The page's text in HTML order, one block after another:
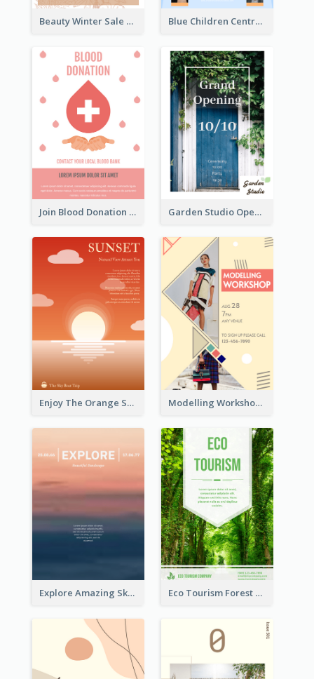
Beauty Winter Sale Flyer Blue Children Centre Flyer
Join Blood Donation Flyer Garden Studio Opening Flyer
Enjoy The Orange Sunset Graphic Modelling Workshop Flyer
Explore Amazing Sky Flyer Eco Tourism Forest Flyer